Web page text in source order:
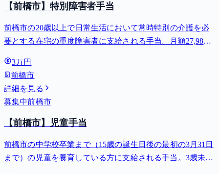
【前橋市】特別障害者手当
前橋市の20歳以上で日常生活において常時特別の介護を必
要とする在宅の重度障害者に支給される手当。月額27,980
3万円
前橋市
詳細を見る
募集中前橋市
【前橋市】児童手当
前橋市の中学校卒業まで（15歳の誕生日後の最初の3月31日
まで）の児童を養育している方に支給される手当。3歳未満